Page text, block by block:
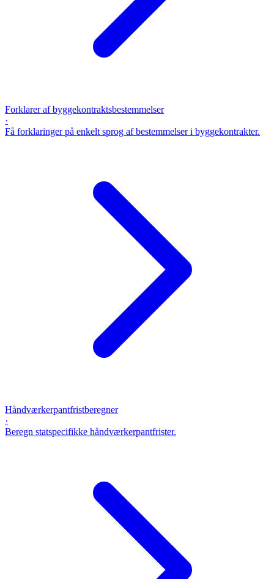
Forklarer af byggekontraktsbestemmelser
·
Få forklaringer på enkelt sprog af bestemmelser i byggekontrakter.
Håndværkerpantfristberegner
·
Beregn statspecifikke håndværkerpantfrister.